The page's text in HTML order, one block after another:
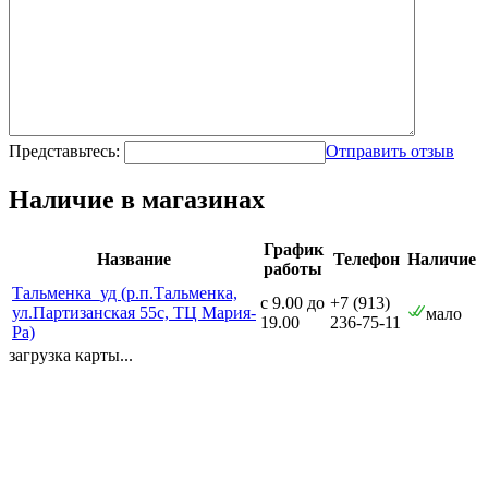
Представьтесь: Отправить отзыв
Наличие в магазинах
Название
График
работы
Телефон Наличие
Тальменка_уд (р.п.Тальменка,
ул.Партизанская 55с, ТЦ Мария-
Ра)
с 9.00 до
19.00
+7 (913)
236-75-11
мало
загрузка карты...